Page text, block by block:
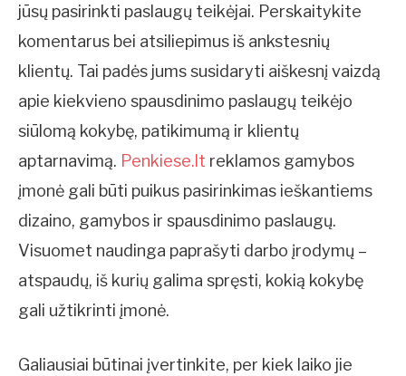
jūsų pasirinkti paslaugų teikėjai. Perskaitykite
komentarus bei atsiliepimus iš ankstesnių
klientų. Tai padės jums susidaryti aiškesnį vaizdą
apie kiekvieno spausdinimo paslaugų teikėjo
siūlomą kokybę, patikimumą ir klientų
aptarnavimą. Penkiese.lt reklamos gamybos
įmonė gali būti puikus pasirinkimas ieškantiems
dizaino, gamybos ir spausdinimo paslaugų.
Visuomet naudinga paprašyti darbo įrodymų –
atspaudų, iš kurių galima spręsti, kokią kokybę
gali užtikrinti įmonė.
Galiausiai būtinai įvertinkite, per kiek laiko jie